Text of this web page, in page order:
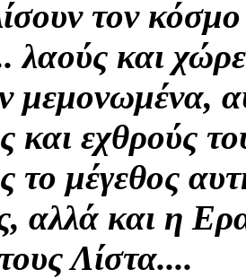
τον
λαούς και
μεμονωμένα,
και εχθρούς
το μέγεθος
αλλά και η
Λίστα....